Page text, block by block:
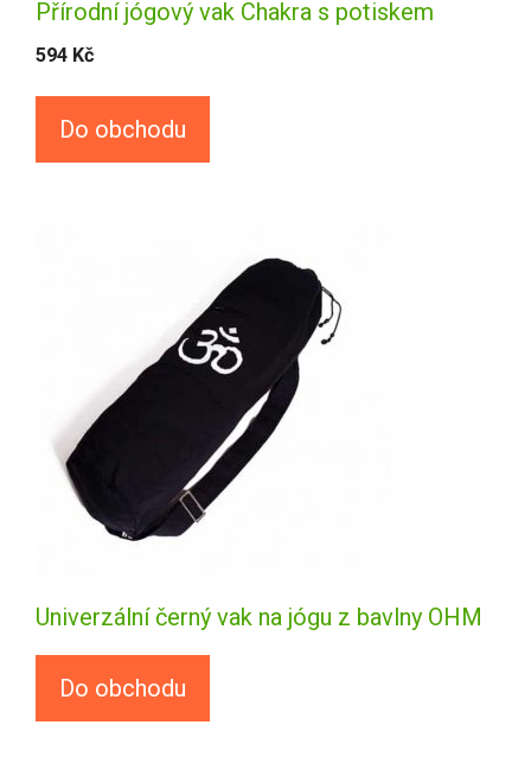
Přírodní jógový vak Chakra s potiskem
594 Kč
Do obchodu
Univerzální černý vak na jógu z bavlny OHM
Do obchodu